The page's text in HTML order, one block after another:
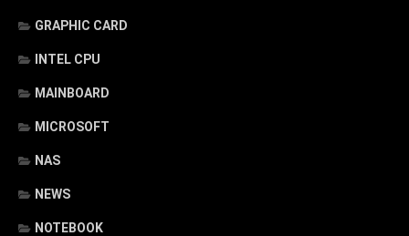
GRAPHIC CARD
INTEL CPU
MAINBOARD
MICROSOFT
NAS
NEWS
NOTEBOOK